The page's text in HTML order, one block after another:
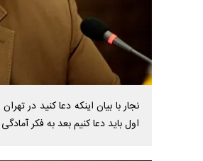
نجار با بیان اینکه دعا کنید در
اول باید دعا کنیم بعد به فکر